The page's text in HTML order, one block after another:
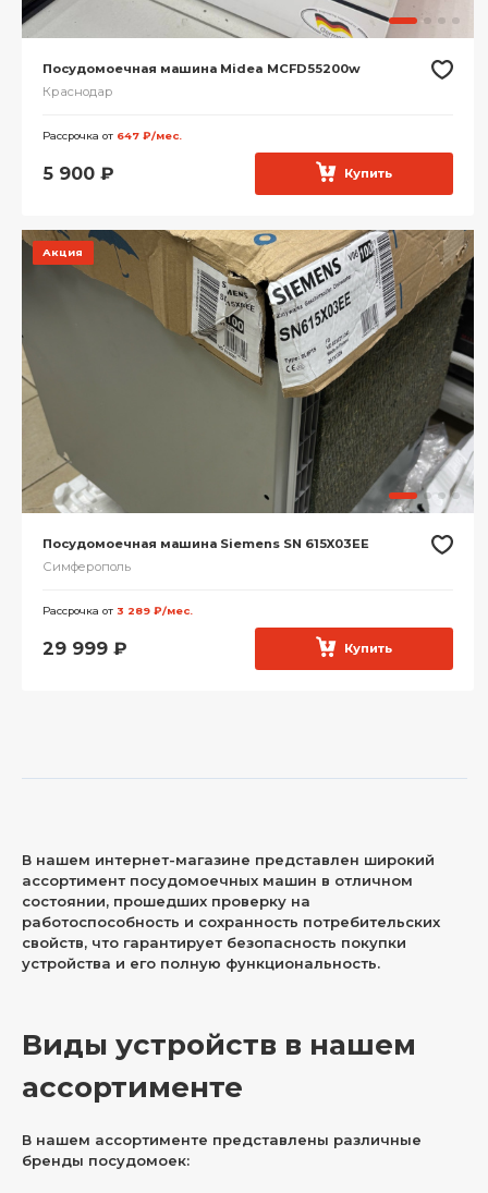
Посудомоечная машина Midea MCFD55200w
Краснодар
Рассрочка от 647 ₽/мес.
5 900 ₽ Купить
Акция
Посудомоечная машина Siemens SN 615X03EE
Симферополь
Рассрочка от 3 289 ₽/мес.
29 999 ₽ Купить
В нашем интернет-магазине представлен широкий
ассортимент посудомоечных машин в отличном
состоянии, прошедших проверку на
работоспособность и сохранность потребительских
свойств, что гарантирует безопасность покупки
устройства и его полную функциональность.
Виды устройств в нашем
ассортименте
В нашем ассортименте представлены различные
бренды посудомоек: